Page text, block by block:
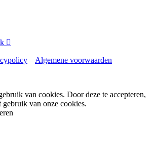
– Algemene voorwaarden
van cookies. Door deze te accepteren,
gebruik van onze cookies.